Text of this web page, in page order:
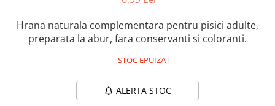
Castroane si Dozatoare
Hrana naturala complementara pentru pisici adulte,
preparata la abur, fara conservanti si coloranti.
STOC EPUIZAT
ALERTA STOC